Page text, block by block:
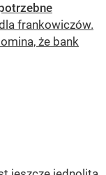
frankowiczów.
że bank